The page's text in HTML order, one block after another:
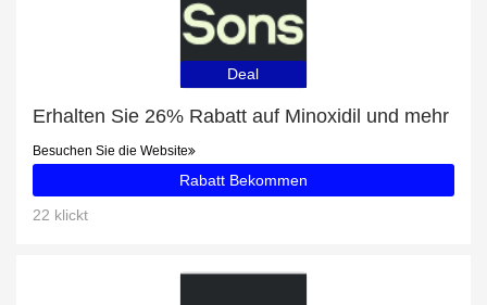
Deal
Erhalten Sie 26% Rabatt auf Minoxidil und mehr
Besuchen Sie die Website
Rabatt Bekommen
22 klickt